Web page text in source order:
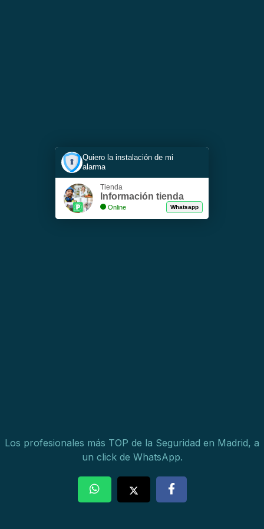
Quiero la instalación de mi
alarma
Tienda
Información tienda
Online Whatsapp
Los profesionales más TOP de la Seguridad en Madrid, a
un click de WhatsApp.